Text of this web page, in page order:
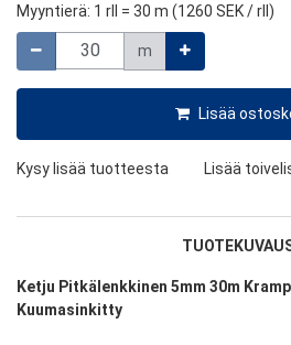
Myyntierä: 1 rll = 30 m (1260 SEK/ rll)
m
Lisää
Kysy lisää tuotteesta Lisää
Ketju Pitkälenkkinen 5mm 30m
Kuumasinkitty